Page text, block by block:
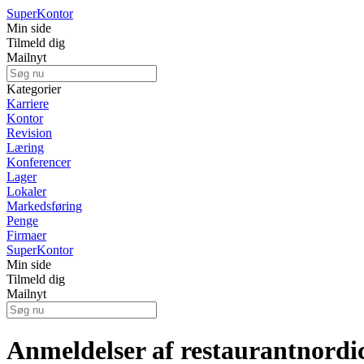
SuperKontor
Min side
Tilmeld dig
Mailnyt
Kategorier
Karriere
Kontor
Revision
Læring
Konferencer
Lager
Lokaler
Markedsføring
Penge
Firmaer
SuperKontor
Min side
Tilmeld dig
Mailnyt
Anmeldelser af